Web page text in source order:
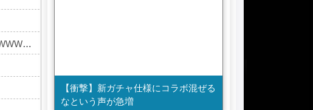
【悲報】 キングダムの河了貂、「あったけぇ壁」に引き続き更に味方をぶっ殺す作戦を実行するWWWWWWWWWWWWWWWWWWWWWWWWWWWWWWWWWWWWWWWWWWWWWWWW
【衝撃】新ガチャ仕様にコラボ混ぜる
なという声が急増